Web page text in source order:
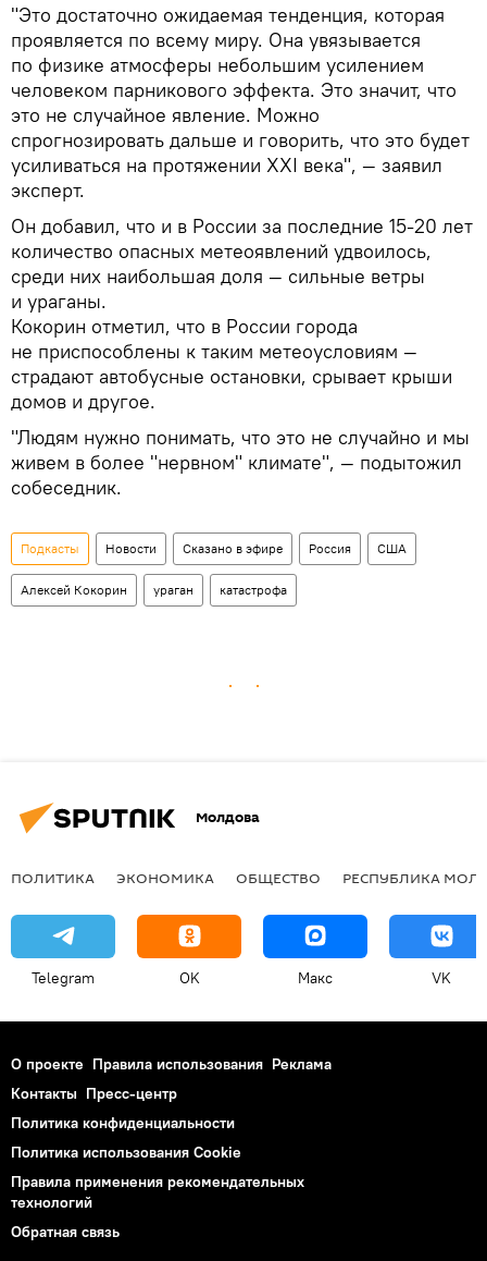
"Это достаточно ожидаемая тенденция, которая
проявляется по всему миру. Она увязывается
по физике атмосферы небольшим усилением
человеком парникового эффекта. Это значит, что
это не случайное явление. Можно
спрогнозировать дальше и говорить, что это будет
усиливаться на протяжении XXI века", — заявил
эксперт.
Он добавил, что и в России за последние 15-20 лет
количество опасных метеоявлений удвоилось,
среди них наибольшая доля — сильные ветры
и ураганы.
Кокорин отметил, что в России города
не приспособлены к таким метеоусловиям —
страдают автобусные остановки, срывает крыши
домов и другое.
"Людям нужно понимать, что это не случайно и мы
живем в более "нервном" климате", — подытожил
собеседник.
Подкасты Новости Сказано в эфире Россия США
Алексей Кокорин ураган катастрофа
Молдова
ПОЛИТИКА ЭКОНОМИКА ОБЩЕСТВО РЕСПУБЛИКА
Telegram OK Макс VK
О проекте Правила использования Реклама
Контакты Пресс-центр
Политика конфиденциальности
Политика использования Cookie
Правила применения рекомендательных
технологий
Обратная связь